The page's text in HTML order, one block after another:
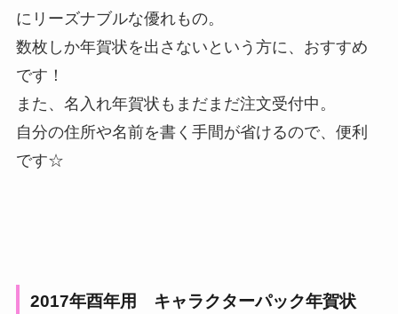
にリーズナブルな優れもの。
数枚しか年賀状を出さないという方に、おすすめ
です！
また、名入れ年賀状もまだまだ注文受付中。
自分の住所や名前を書く手間が省けるので、便利
です☆
2017年酉年用 キャラクターパック年賀状